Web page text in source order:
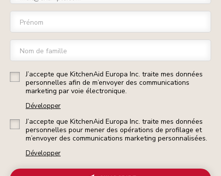
Prénom
Nom de famille
J’accepte que KitchenAid Europa Inc. traite mes données
personnelles afin de m’envoyer des communications
marketing par voie électronique.
Développer
J’accepte que KitchenAid Europa Inc. traite mes données
personnelles pour mener des opérations de profilage et
m’envoyer des communications marketing personnalisées.
Développer